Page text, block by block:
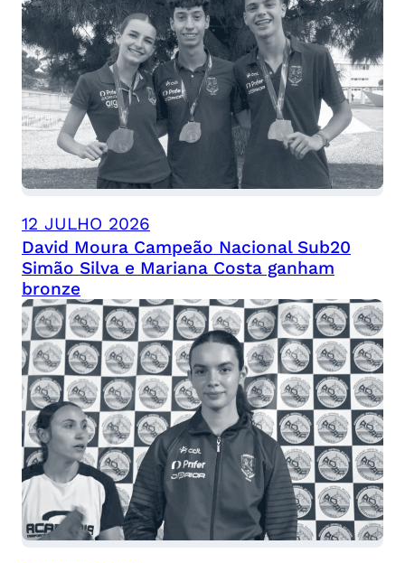
12 JULHO 2026
David Moura Campeão Nacional Sub20
Simão Silva e Mariana Costa ganham
bronze